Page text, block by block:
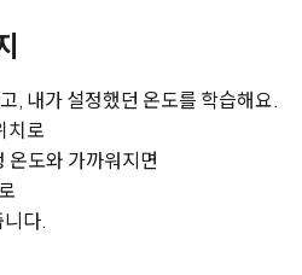
, 내가 설정했던 온도를 학습해요.
치로
온도와 가까워지면
다.